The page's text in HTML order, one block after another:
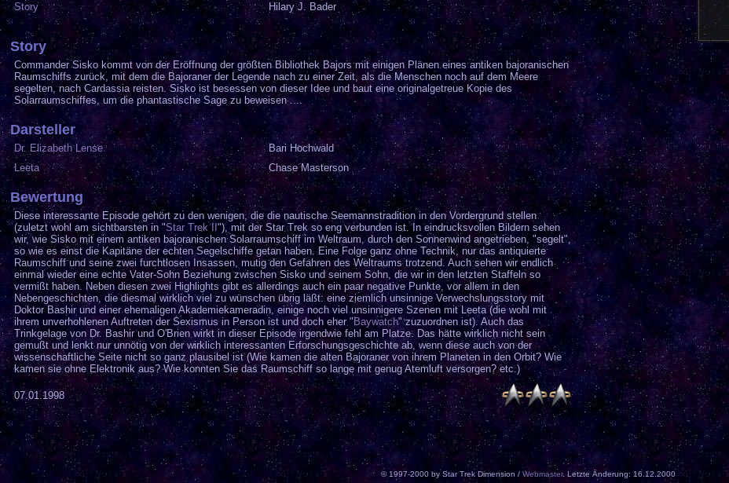
Story
Hilary J. Bader
Story
Commander Sisko kommt von der Eröffnung der größten Bibliothek Bajors mit einigen Plänen eines antiken bajoranischen
Raumschiffs zurück, mit dem die Bajoraner der Legende nach zu einer Zeit, als die Menschen noch auf dem Meere
segelten, nach Cardassia reisten. Sisko ist besessen von dieser Idee und baut eine originalgetreue Kopie des
Solarraumschiffes, um die phantastische Sage zu beweisen ....
Darsteller
Dr. Elizabeth Lense
Bari Hochwald
Leeta
Chase Masterson
Bewertung
Diese interessante Episode gehört zu den wenigen, die die nautische Seemannstradition in den Vordergrund stellen
(zuletzt wohl am sichtbarsten in "Star Trek II "), mit der Star Trek so eng verbunden ist. In eindrucksvollen Bildern sehen
wir, wie Sisko mit einem antiken bajoranischen Solarraumschiff im Weltraum, durch den Sonnenwind angetrieben, "segelt",
so wie es einst die Kapitäne der echten Segelschiffe getan haben. Eine Folge ganz ohne Technik, nur das antiquierte
Raumschiff und seine zwei furchtlosen Insassen, mutig den Gefahren des Weltraums trotzend. Auch sehen wir endlich
einmal wieder eine echte Vater-Sohn Beziehung zwischen Sisko und seinem Sohn, die wir in den letzten Staffeln so
vermißt haben. Neben diesen zwei Highlights gibt es allerdings auch ein paar negative Punkte, vor allem in den
Nebengeschichten, die diesmal wirklich viel zu wünschen übrig läßt: eine ziemlich unsinnige Verwechslungsstory mit
Doktor Bashir und einer ehemaligen Akademiekameradin, einige noch viel unsinnigere Szenen mit Leeta (die wohl mit
ihrem unverhohlenen Auftreten der Sexismus in Person ist und doch eher " Baywatch" zuzuordnen ist). Auch das
Trinkgelage von Dr. Bashir und O'Brien wirkt in dieser Episode irgendwie fehl am Platze. Das hätte wirklich nicht sein
gemußt und lenkt nur unnötig von der wirklich interessanten Erforschungsgeschichte ab, wenn diese auch von der
wissenschaftliche Seite nicht so ganz plausibel ist (Wie kamen die alten Bajoraner von ihrem Planeten in den Orbit? Wie
kamen sie ohne Elektronik aus? Wie konnten Sie das Raumschiff so lange mit genug Atemluft versorgen? etc.)
07.01.1998
© 1997-2000 by Star Trek Dimension / Webmaster. Letzte Änderung: 16.12.2000